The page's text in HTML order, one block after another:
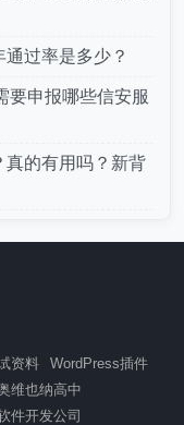
过率是多少？
要申报哪些信安服
真的有用吗？新背
资料
WordPress插件
维也纳高中
件开发公司